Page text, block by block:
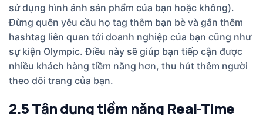
sử dụng hình ảnh sản phẩm của bạn hoặc không).
Đừng quên yêu cầu họ tag thêm bạn bè và gắn thêm
hashtag liên quan tới doanh nghiệp của bạn cũng như
sự kiện Olympic. Điều này sẽ giúp bạn tiếp cận được
nhiều khách hàng tiềm năng hơn, thu hút thêm người
theo dõi trang của bạn.
2.5 Tận dụng tiềm năng Real-Time